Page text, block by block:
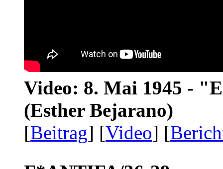
Video: 8. Mai 1945 -
(Esther Bejarano)
[Beitrag] [Video] [